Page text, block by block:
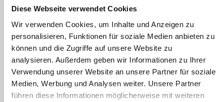
Diese Webseite verwendet Cookies
Wir verwenden Cookies, um Inhalte und Anzeigen zu
personalisieren, Funktionen für soziale Medien anbieten zu
können und die Zugriffe auf unsere Website zu
analysieren. Außerdem geben wir Informationen zu Ihrer
Verwendung unserer Website an unsere Partner für soziale
Medien, Werbung und Analysen weiter. Unsere Partner
führen diese Informationen möglicherweise mit weiteren
Gotteslob Online
Kindergottesdienst katholisch